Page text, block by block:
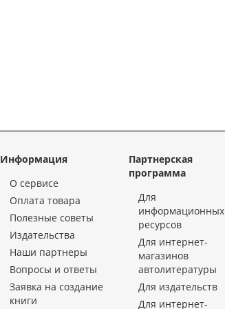
Информация
О сервисе
Оплата товара
Полезные советы
Издательства
Наши партнеры
Вопросы и ответы
Заявка на создание
книги
Партнерская
программа
Для
информационных
ресурсов
Для интернет-
магазинов
автолитературы
Для издательств
Для интернет-